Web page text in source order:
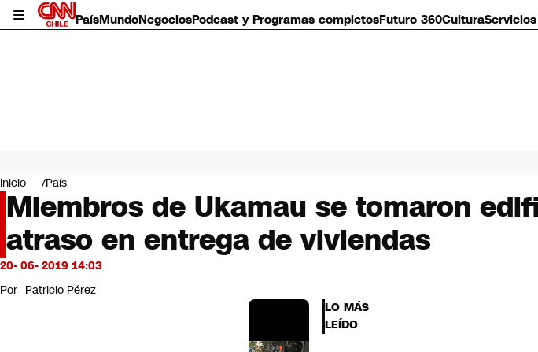
PaísMundoNegociosPodcast y Programas completosFuturo 360CulturaServicios
Mundo
Negocios
Deportes
Programas completos
Cultura
Servicios
Bits
CNN Data
Inicio País
Miembros de Ukamau se tomaron
atraso en entrega de viviendas
20- 06- 2019 14:03
Por Patricio Pérez
LO MÁS
LEÍDO